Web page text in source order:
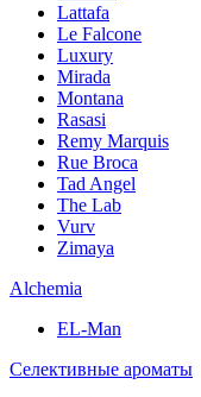
Lattafa
Le Falcone
Luxury
Mirada
Montana
Rasasi
Remy Marquis
Rue Broca
Tad Angel
The Lab
Vurv
Zimaya
Alchemia
EL-Man
Селективные ароматы